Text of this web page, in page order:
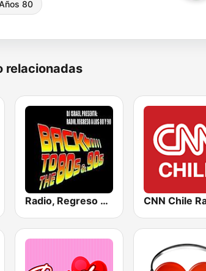
80
relacionadas
Radio, Regreso a los 80 y 90